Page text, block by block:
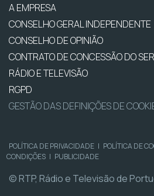
A EMPRESA
CONSELHO GERAL INDEPENDENTE
CONSELHO DE OPINIÃO
CONTRATO DE CONCESSÃO DO
RÁDIO E TELEVISÃO
RGPD
GESTÃO DAS DEFINIÇÕES DE
POLÍTICA DE PRIVACIDADE | POLÍTICA DE
CONDIÇÕES | PUBLICIDADE
© RTP, Rádio e Televisão de